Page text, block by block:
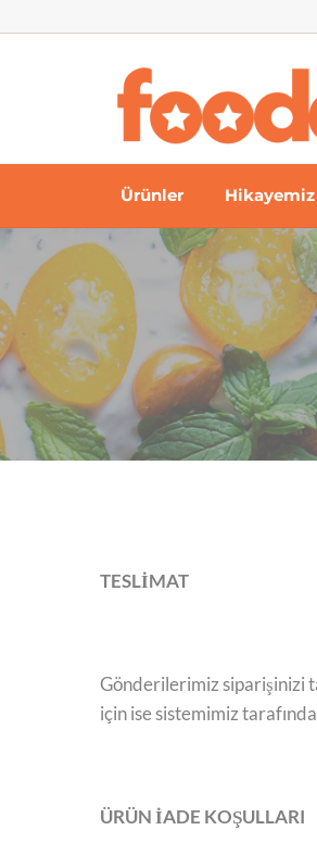
Ürünler Hikayemiz
TESLİMAT
Gönderilerimiz siparişinizi
için ise sistemimiz
ÜRÜN İADE KOŞULLARI